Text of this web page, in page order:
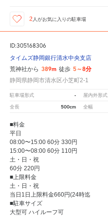
2 人がお気に入りの駐車場
ID:305168306
タイムズ静岡銀行清水中央支店
荒神社から 389m 徒歩 5～8分
静岡県静岡市清水区小芝町2-1
駐車場形式 - 屋内外形式
全長 500cm 全幅
■料金
平日
08:00〜15:00 60分 330円
15:00〜08:00 60分 110円
土・日・祝
60分 220円
■上限料金
土・日・祝
当日1日上限料金660円(24時迄
■駐車サイズ
大型可 ハイルーフ可